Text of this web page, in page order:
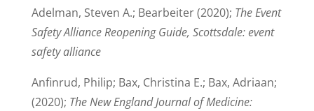
Adelman, Steven A.; Bearbeiter (2020); The Event
Safety Alliance Reopening Guide, Scottsdale: event
safety alliance
Anfinrud, Philip; Bax, Christina E.; Bax, Adriaan;
(2020); The New England Journal of Medicine: